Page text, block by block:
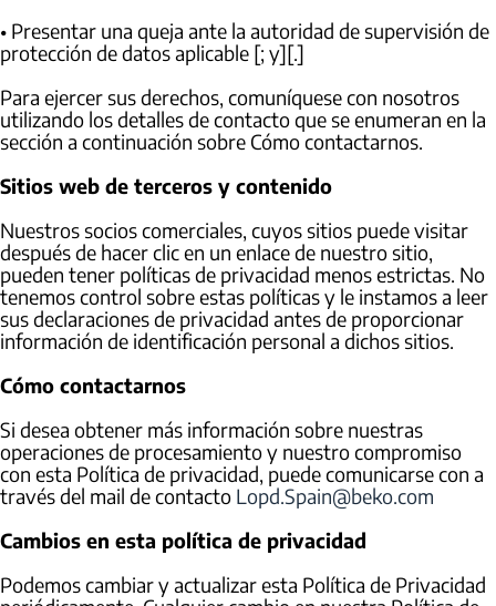
• Presentar una queja ante la autoridad de supervisión de
protección de datos aplicable [; y][.]
Para ejercer sus derechos, comuníquese con nosotros
utilizando los detalles de contacto que se enumeran en la
sección a continuación sobre Cómo contactarnos.
Sitios web de terceros y contenido
Nuestros socios comerciales, cuyos sitios puede visitar
después de hacer clic en un enlace de nuestro sitio,
pueden tener políticas de privacidad menos estrictas. No
tenemos control sobre estas políticas y le instamos a leer
sus declaraciones de privacidad antes de proporcionar
información de identificación personal a dichos sitios.
Cómo contactarnos
Si desea obtener más información sobre nuestras
operaciones de procesamiento y nuestro compromiso
con esta Política de privacidad, puede comunicarse con a
través del mail de contacto Lopd.Spain@beko.com
Cambios en esta política de privacidad
Podemos cambiar y actualizar esta Política de Privacidad